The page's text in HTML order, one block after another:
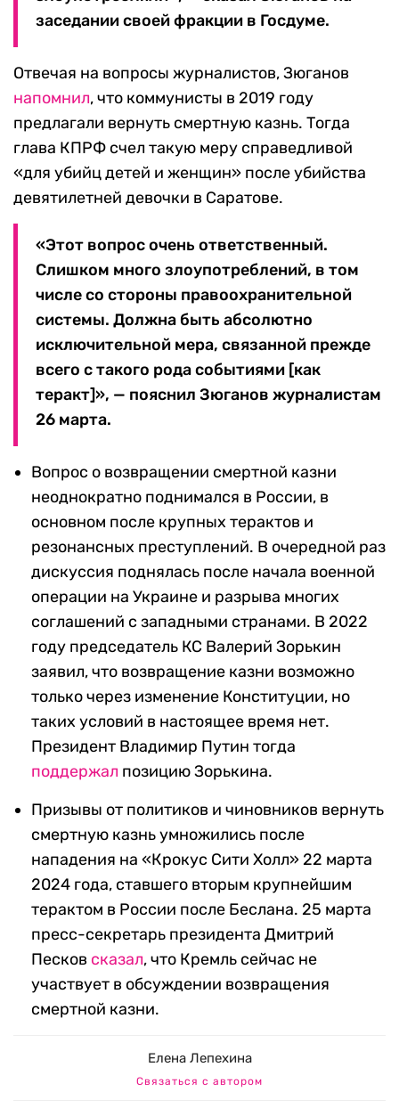
заседании своей фракции в Госдуме.
Отвечая на вопросы журналистов, Зюганов
напомнил, что коммунисты в 2019 году
предлагали вернуть смертную казнь. Тогда
глава КПРФ счел такую меру справедливой
«для убийц детей и женщин» после убийства
девятилетней девочки в Саратове.
«Этот вопрос очень ответственный.
Слишком много злоупотреблений, в том
числе со стороны правоохранительной
системы. Должна быть абсолютно
исключительной мера, связанной прежде
всего с такого рода событиями [как
теракт]», — пояснил Зюганов журналистам
26 марта.
Вопрос о возвращении смертной казни
неоднократно поднимался в России, в
основном после крупных терактов и
резонансных преступлений. В очередной раз
дискуссия поднялась после начала военной
операции на Украине и разрыва многих
соглашений с западными странами. В 2022
году председатель КС Валерий Зорькин
заявил, что возвращение казни возможно
только через изменение Конституции, но
таких условий в настоящее время нет.
Президент Владимир Путин тогда
поддержал позицию Зорькина.
Призывы от политиков и чиновников вернуть
смертную казнь умножились после
нападения на «Крокус Сити Холл» 22 марта
2024 года, ставшего вторым крупнейшим
терактом в России после Беслана. 25 марта
пресс-секретарь президента Дмитрий
Песков сказал, что Кремль сейчас не
участвует в обсуждении возвращения
смертной казни.
Елена Лепехина
Связаться с автором